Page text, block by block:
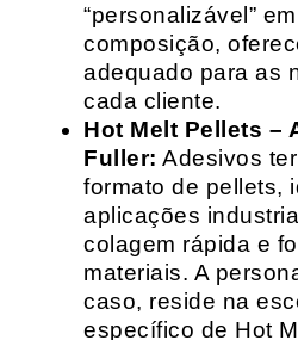
“personalizável”
composição,
adequado para as
cada cliente.
Hot Melt Pellets –
Fuller: Adesivos
formato de pellets,
aplicações
colagem rápida e
materiais. A
caso, reside na
específico de Hot